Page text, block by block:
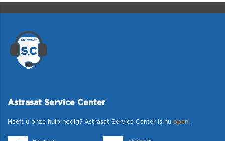
Astrasat Service Center
Heeft u onze hulp nodig? Astrasat Service Center is nu open.